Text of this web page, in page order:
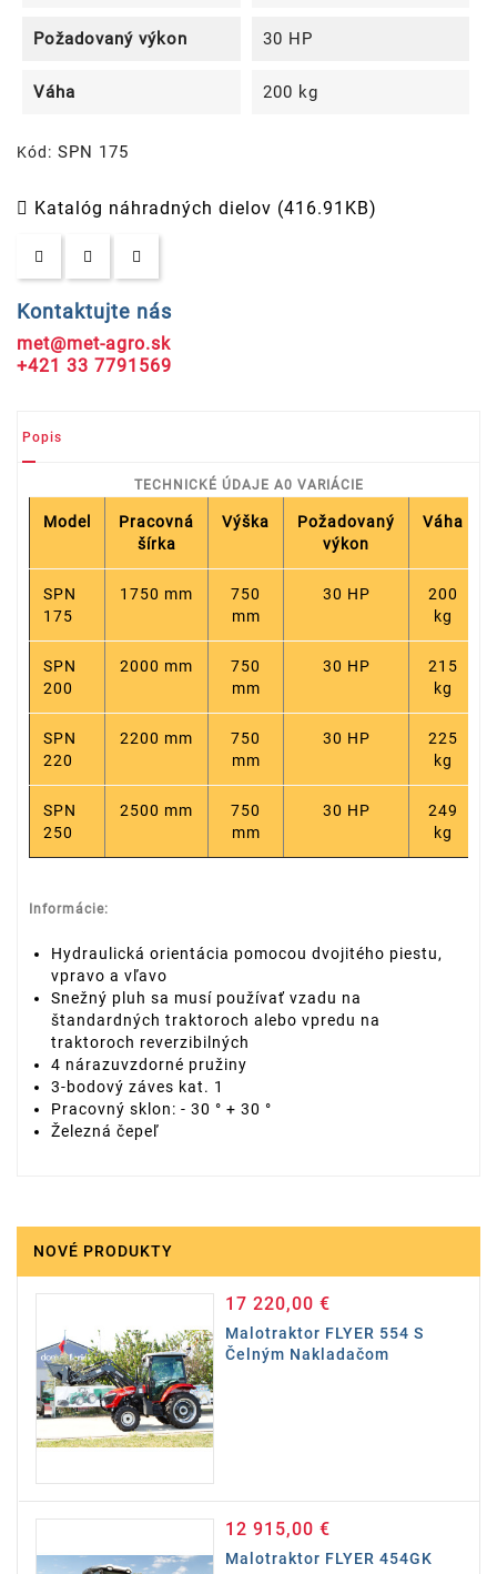
Požadovaný výkon 30 HP
Váha 200 kg
Kód: SPN 175
Katalóg náhradných dielov (416.91KB)
Kontaktujte nás
met@met-agro.sk
+421 33 7791569
Popis
TECHNICKÉ ÚDAJE A0 VARIÁCIE
Model
Pracovná
šírka
Výška
Požadovaný
výkon
Váha
SPN
175
1750 mm
750
mm
30 HP
200
kg
SPN
200
2000 mm
750
mm
30 HP
215
kg
SPN
220
2200 mm
750
mm
30 HP
225
kg
SPN
250
2500 mm
750
mm
30 HP
249
kg
Informácie:
Hydraulická orientácia pomocou dvojitého piestu,
vpravo a vľavo
Snežný pluh sa musí používať vzadu na
štandardných traktoroch alebo vpredu na
traktoroch reverzibilných
4 nárazuvzdorné pružiny
3-bodový záves kat. 1
Pracovný sklon: - 30 ° + 30 °
Železná čepeľ
NOVÉ PRODUKTY
17 220,00 €Cena
Malotraktor FLYER 554 S
Čelným Nakladačom
12 915,00 €Cena
Malotraktor FLYER 454GK